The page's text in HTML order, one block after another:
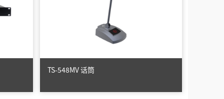
TS-548MV 话筒